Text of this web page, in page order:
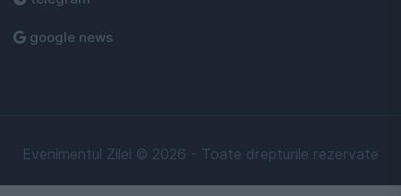
google news
Evenimentul Zilei © 2026 - Toate drepturile rezervate